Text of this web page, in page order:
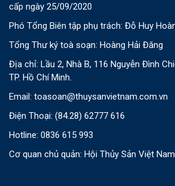
cấp ngày 25/09/2020
Phó Tổng Biên tập phụ trách: Đỗ Huy
Tổng Thư ký toà soạn: Hoàng Hải Đăng
Địa chỉ: Lầu 2, Nhà B, 116 Nguyễn Đình
TP. Hồ Chí Minh.
Email: toasoan@thuysanvietnam.com.vn
Điện Thoại: (84.28) 62777 616
Hotline: 0836 615 993
Cơ quan chủ quản: Hội Thủy Sản Việt Nam